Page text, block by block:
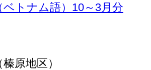
ベトナム語）10～3月分
原地区）